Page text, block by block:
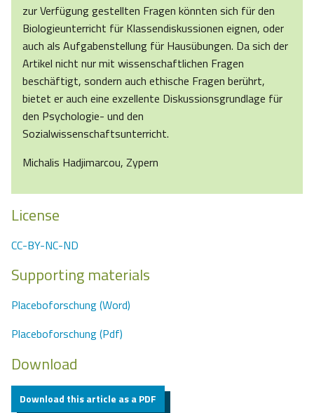
zur Verfügung gestellten Fragen könnten sich für den
Biologieunterricht für Klassendiskussionen eignen, oder
auch als Aufgabenstellung für Hausübungen. Da sich der
Artikel nicht nur mit wissenschaftlichen Fragen
beschäftigt, sondern auch ethische Fragen berührt,
bietet er auch eine exzellente Diskussionsgrundlage für
den Psychologie- und den
Sozialwissenschaftsunterricht.
Michalis Hadjimarcou, Zypern
License
CC-BY-NC-ND
Supporting materials
Placeboforschung (Word)
Placeboforschung (Pdf)
Download
Download this article as a PDF